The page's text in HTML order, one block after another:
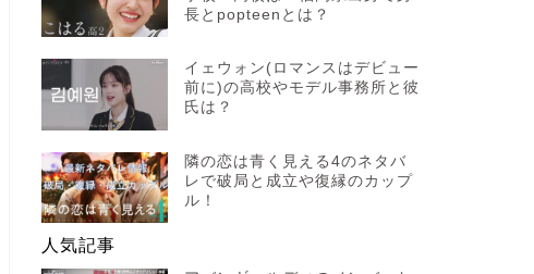
長とpopteenとは？
イェウォン(ロマンスはデビュー
前に)の高校やモデル事務所と彼
氏は？
隣の恋は青く見える4のネタバ
レで破局と成立や復縁のカップ
ル！
人気記事